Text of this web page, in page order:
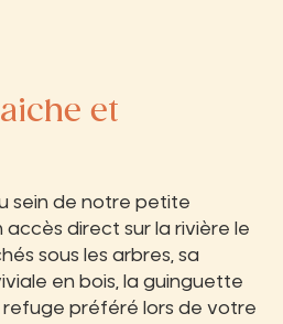
et
sein de notre petite
direct sur la rivière le
sous les arbres, sa
en bois, la guinguette
préféré lors de votre